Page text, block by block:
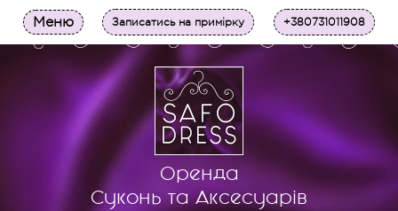
Оренда
Суконь та Аксесуарів
Меню Записатись на примірку +380731011908